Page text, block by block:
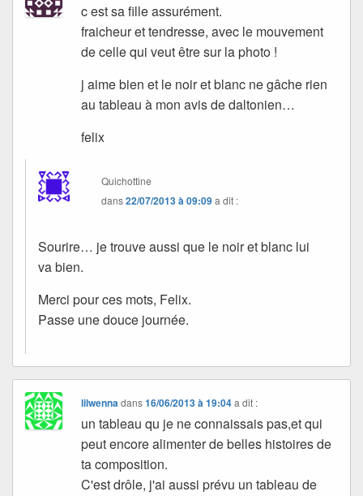
c est sa fille assurément.
fraicheur et tendresse, avec le mouvement
de celle qui veut être sur la photo !
j aime bien et le noir et blanc ne gâche rien
au tableau à mon avis de daltonien…
felix
Quichottine
dans22/07/2013 à 09:09a dit :
Sourire… je trouve aussi que le noir et blanc lui
va bien.
Merci pour ces mots, Felix.
Passe une douce journée.
lilwennadans16/06/2013 à 19:04 a dit :
un tableau qu je ne connaissais pas,et qui
peut encore alimenter de belles histoires de
ta composition.
C'est drôle, j'ai aussi prévu un tableau de